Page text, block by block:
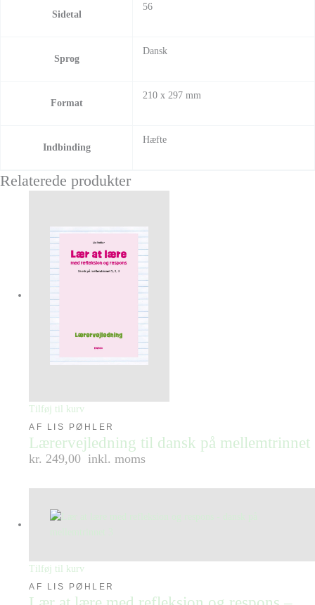
Sidetal
56
Sprog
Dansk
Format
210 x 297 mm
Indbinding
Hæfte
Relaterede produkter
Tilføj til kurv
AF LIS PØHLER
Lærervejledning til dansk på mellemtrinnet
kr. 249,00 inkl. moms
Tilføj til kurv
AF LIS PØHLER